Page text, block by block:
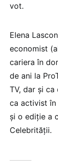
vot.
Elena
economist
cariera în
de ani la
TV, dar și
ca activist în
și o ediție a
Celebrității.